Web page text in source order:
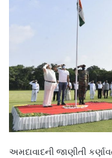
અમદાવાદની જાણીતી